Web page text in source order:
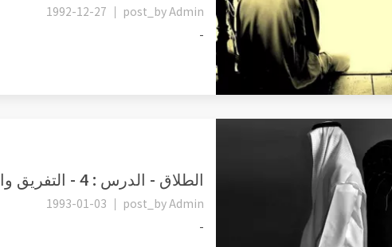
post_byAdmin
1992-12-27
-
الطلاق - الدرس : 4 - التفريق والخلع .
post_byAdmin
1993-01-03
-